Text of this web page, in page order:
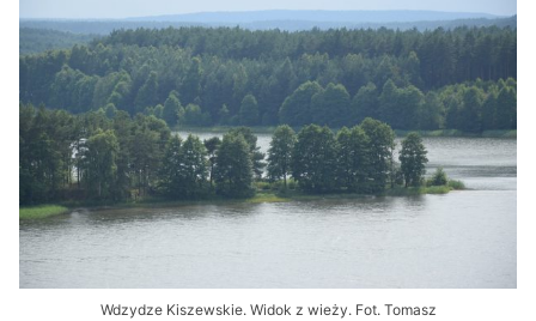
Wdzydze Kiszewskie. Widok z wieży. Fot. Tomasz